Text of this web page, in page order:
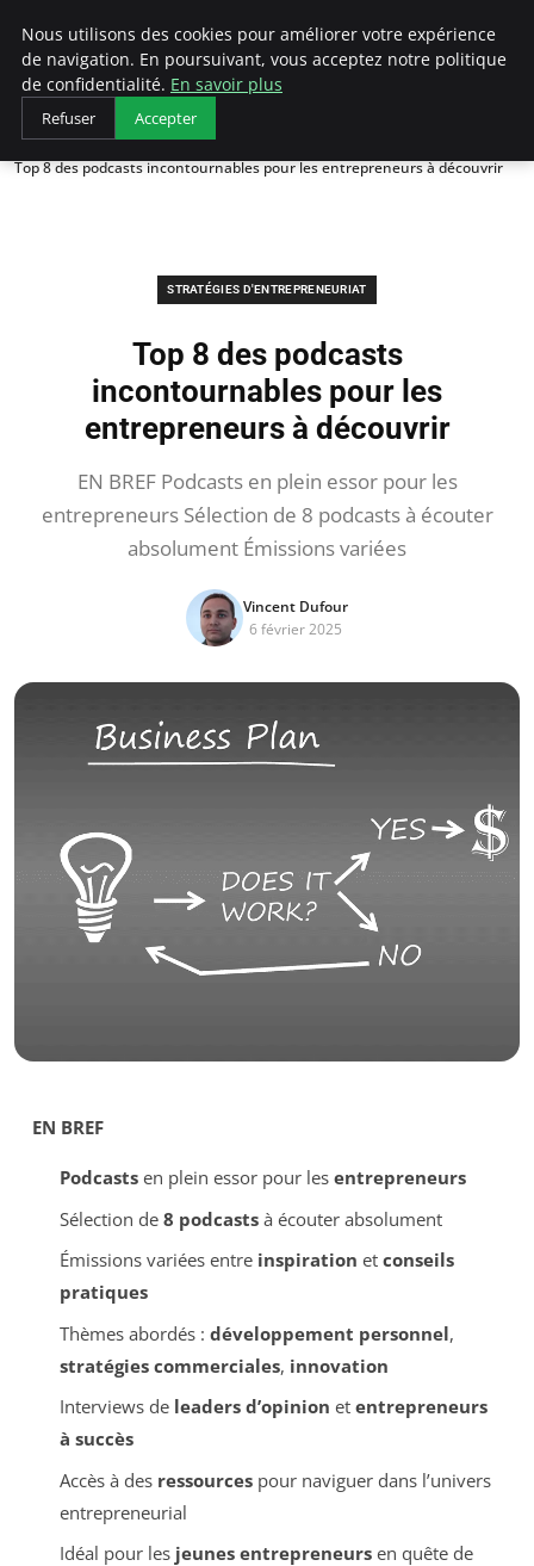
LECFCM
Accueil
Stratégies d'entrepreneuriat
Top 8 des podcasts incontournables pour les entrepreneurs à découvrir
STRATÉGIES D'ENTREPRENEURIAT
Top 8 des podcasts
incontournables pour les
entrepreneurs à découvrir
EN BREF Podcasts en plein essor pour les
entrepreneurs Sélection de 8 podcasts à écouter
absolument Émissions variées
Vincent Dufour
6 février 2025
EN BREF
Podcastsen plein essor pour les entrepreneurs
Sélection de 8 podcastsà écouter absolument
Émissions variées entre inspiration et conseils
pratiques
Thèmes abordés : développement personnel,
stratégies commerciales, innovation
Interviews de leaders d’opinion et entrepreneurs
à succès
Accès à des ressourcespour naviguer dans l’univers
entrepreneurial
Idéal pour les jeunes entrepreneursen quête de
Nous utilisons des cookies pour améliorer votre expérience
de navigation. En poursuivant, vous acceptez notre politique
de confidentialité. En savoir plus
Refuser Accepter